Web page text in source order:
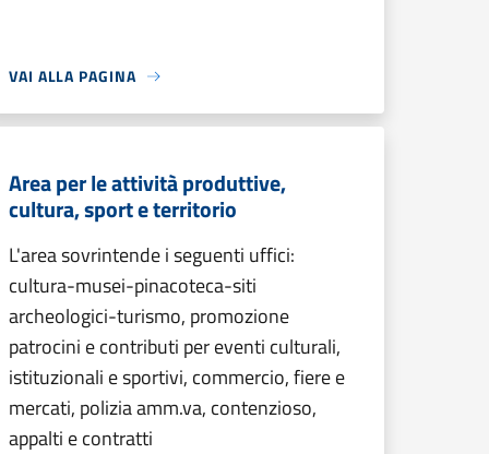
VAI ALLA PAGINA
Area per le attività produttive,
cultura, sport e territorio
L'area sovrintende i seguenti uffici:
cultura-musei-pinacoteca-siti
archeologici-turismo, promozione
patrocini e contributi per eventi culturali,
istituzionali e sportivi, commercio, fiere e
mercati, polizia amm.va, contenzioso,
appalti e contratti